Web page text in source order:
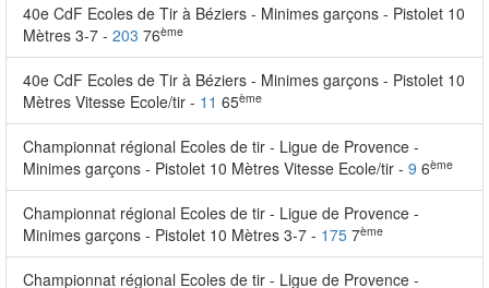
40e CdF Ecoles de Tir à Béziers - Minimes garçons - Pistolet 10
Mètres 3-7 - 203 76ème
40e CdF Ecoles de Tir à Béziers - Minimes garçons - Pistolet 10
Mètres Vitesse Ecole/tir - 11 65ème
Championnat régional Ecoles de tir - Ligue de Provence -
Minimes garçons - Pistolet 10 Mètres Vitesse Ecole/tir - 9 6ème
Championnat régional Ecoles de tir - Ligue de Provence -
Minimes garçons - Pistolet 10 Mètres 3-7 - 175 7ème
Championnat régional Ecoles de tir - Ligue de Provence -